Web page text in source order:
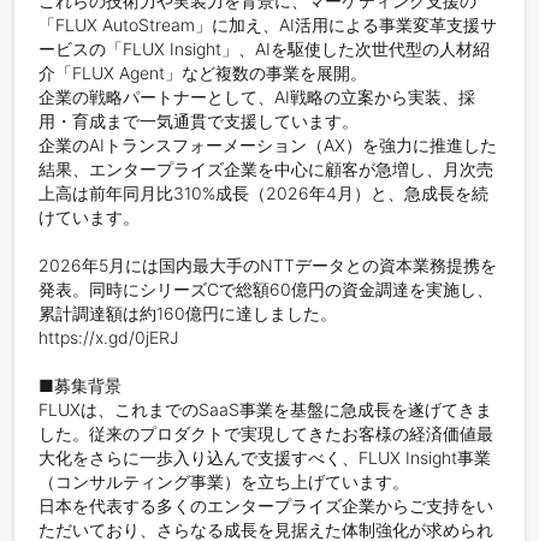
「FLUX AutoStream」に加え、AI活用による事業変革支援サ
ービスの「FLUX Insight」、AIを駆使した次世代型の人材紹
介「FLUX Agent」など複数の事業を展開。
企業の戦略パートナーとして、AI戦略の立案から実装、採
用・育成まで一気通貫で支援しています。
企業のAIトランスフォーメーション（AX）を強力に推進した
結果、エンタープライズ企業を中心に顧客が急増し、月次売
上高は前年同月比310%成長（2026年4月）と、急成長を続
けています。
2026年5月には国内最大手のNTTデータとの資本業務提携を
発表。同時にシリーズCで総額60億円の資金調達を実施し、
累計調達額は約160億円に達しました。
https://x.gd/0jERJ
■募集背景
FLUXは、これまでのSaaS事業を基盤に急成長を遂げてきま
した。従来のプロダクトで実現してきたお客様の経済価値最
大化をさらに一歩入り込んで支援すべく、FLUX Insight事業
（コンサルティング事業）を立ち上げています。
日本を代表する多くのエンタープライズ企業からご支持をい
ただいており、さらなる成長を見据えた体制強化が求められ